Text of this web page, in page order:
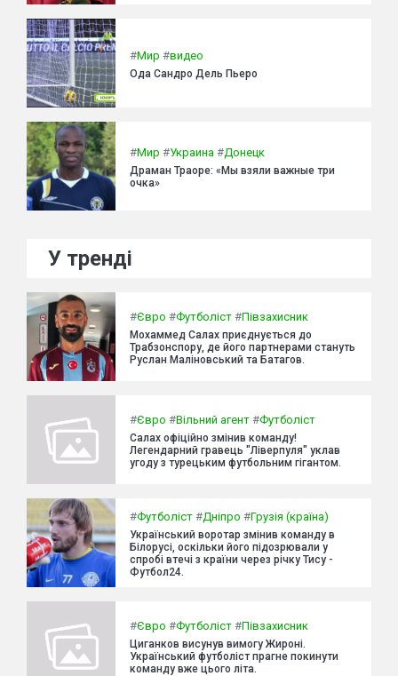
#Мир #видео
Ода Сандро Дель Пьеро
#Мир #Украина #Донецк
Драман Траоре: «Мы взяли важные три
очка»
У тренді
#Євро #Футболіст #Півзахисник
Мохаммед Салах приєднується до
Трабзонспору, де його партнерами стануть
Руслан Маліновський та Батагов.
#Євро #Вільний агент #Футболіст
Салах офіційно змінив команду!
Легендарний гравець "Ліверпуля" уклав
угоду з турецьким футбольним гігантом.
#Футболіст #Дніпро #Грузія (країна)
Український воротар змінив команду в
Білорусі, оскільки його підозрювали у
спробі втечі з країни через річку Тису -
Футбол24.
#Євро #Футболіст #Півзахисник
Циганков висунув вимогу Жироні.
Український футболіст прагне покинути
команду вже цього літа.